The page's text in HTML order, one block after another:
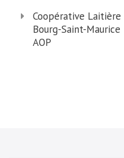
Coopérative
Bourg-Saint-
AOP